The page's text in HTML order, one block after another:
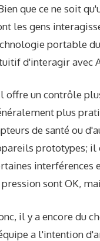
que ce ne soit
les gens
portable
d'interagir avec
offre un contrôle
plus
de santé ou
prototypes; il
interférences
sont OK,
il y a encore du
a l'intention